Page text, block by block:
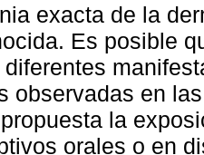
exacta de la
Es posible
observadas en
la
orales o en